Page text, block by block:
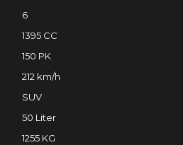
6
1395 CC
150 PK
212 km/h
SUV
50 Liter
1255 KG